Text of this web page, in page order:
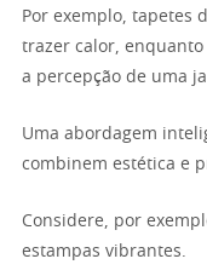
Por exemplo, tapetes
trazer calor,
a percepção de uma
Uma abordagem
combinem estética e
Considere, por
estampas vibrantes.